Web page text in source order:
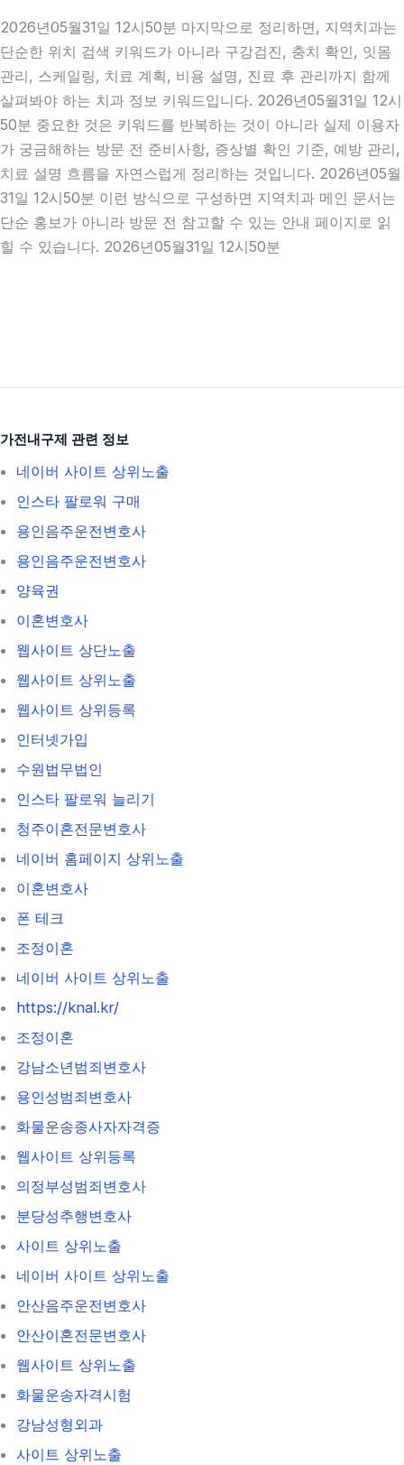
2026년05월31일 12시50분 마지막으로 정리하면, 지역치과는
단순한 위치 검색 키워드가 아니라 구강검진, 충치 확인, 잇몸
관리, 스케일링, 치료 계획, 비용 설명, 진료 후 관리까지 함께
살펴봐야 하는 치과 정보 키워드입니다. 2026년05월31일 12시
50분 중요한 것은 키워드를 반복하는 것이 아니라 실제 이용자
가 궁금해하는 방문 전 준비사항, 증상별 확인 기준, 예방 관리,
치료 설명 흐름을 자연스럽게 정리하는 것입니다. 2026년05월
31일 12시50분 이런 방식으로 구성하면 지역치과 메인 문서는
단순 홍보가 아니라 방문 전 참고할 수 있는 안내 페이지로 읽
힐 수 있습니다. 2026년05월31일 12시50분
가전내구제 관련 정보
네이버 사이트 상위노출
인스타 팔로워 구매
용인음주운전변호사
용인음주운전변호사
양육권
이혼변호사
웹사이트 상단노출
웹사이트 상위노출
웹사이트 상위등록
인터넷가입
수원법무법인
인스타 팔로워 늘리기
청주이혼전문변호사
네이버 홈페이지 상위노출
이혼변호사
폰 테크
조정이혼
네이버 사이트 상위노출
https://knal.kr/
조정이혼
강남소년범죄변호사
용인성범죄변호사
화물운송종사자자격증
웹사이트 상위등록
의정부성범죄변호사
분당성추행변호사
사이트 상위노출
네이버 사이트 상위노출
안산음주운전변호사
안산이혼전문변호사
웹사이트 상위노출
화물운송자격시험
강남성형외과
사이트 상위노출